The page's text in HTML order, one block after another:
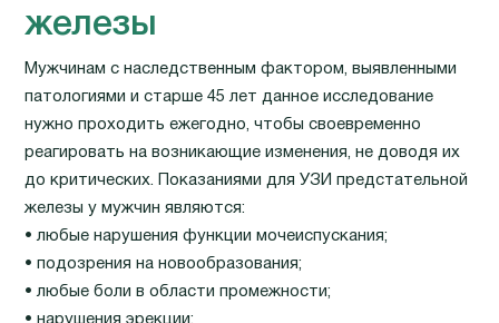
железы
Мужчинам с наследственным фактором, выявленными
патологиями и старше 45 лет данное исследование
нужно проходить ежегодно, чтобы своевременно
реагировать на возникающие изменения, не доводя их
до критических. Показаниями для УЗИ предстательной
железы у мужчин являются:
• любые нарушения функции мочеиспускания;
• подозрения на новообразования;
• любые боли в области промежности;
• нарушения эрекции;